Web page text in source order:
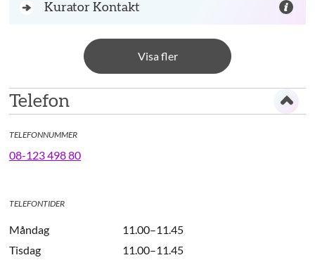
Kurator Kontakt
Visa fler
Telefon
TELEFONNUMMER
08-123 498 80
TELEFONTIDER
Måndag
11.00–11.45
Tisdag
11.00–11.45